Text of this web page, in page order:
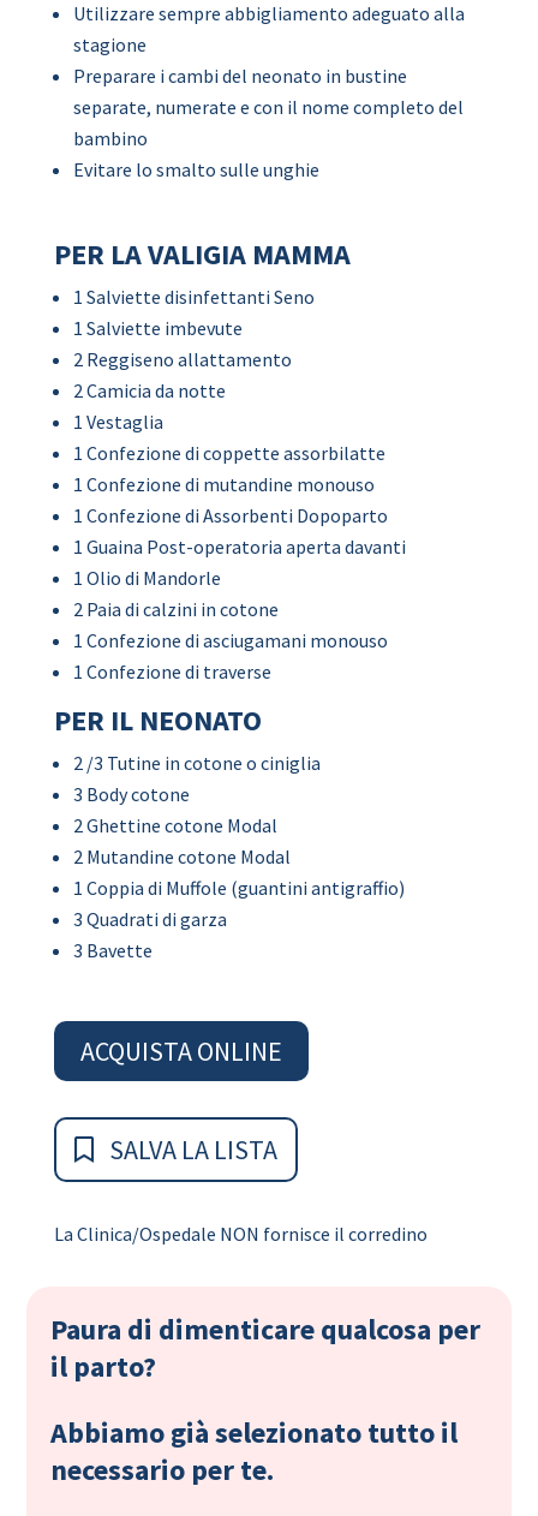
Utilizzare sempre abbigliamento adeguato alla
stagione
Preparare i cambi del neonato in bustine
separate, numerate e con il nome completo del
bambino
Evitare lo smalto sulle unghie
PER LA VALIGIA MAMMA
1 Salviette disinfettanti Seno
1 Salviette imbevute
2 Reggiseno allattamento
2 Camicia da notte
1 Vestaglia
1 Confezione di coppette assorbilatte
1 Confezione di mutandine monouso
1 Confezione di Assorbenti Dopoparto
1 Guaina Post-operatoria aperta davanti
1 Olio di Mandorle
2 Paia di calzini in cotone
1 Confezione di asciugamani monouso
1 Confezione di traverse
PER IL NEONATO
2 /3 Tutine in cotone o ciniglia
3 Body cotone
2 Ghettine cotone Modal
2 Mutandine cotone Modal
1 Coppia di Muffole (guantini antigraffio)
3 Quadrati di garza
3 Bavette
ACQUISTA ONLINE
SALVA LA LISTA
La Clinica/Ospedale NON fornisce il corredino
Paura di dimenticare qualcosa per
il parto?
Abbiamo già selezionato tutto il
necessario per te.